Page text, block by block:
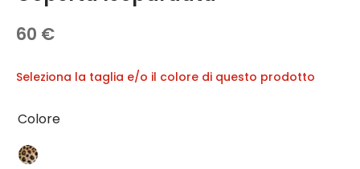
60 €
Seleziona la taglia e/o il colore di questo prodotto
Colore
da nuoto
e collari